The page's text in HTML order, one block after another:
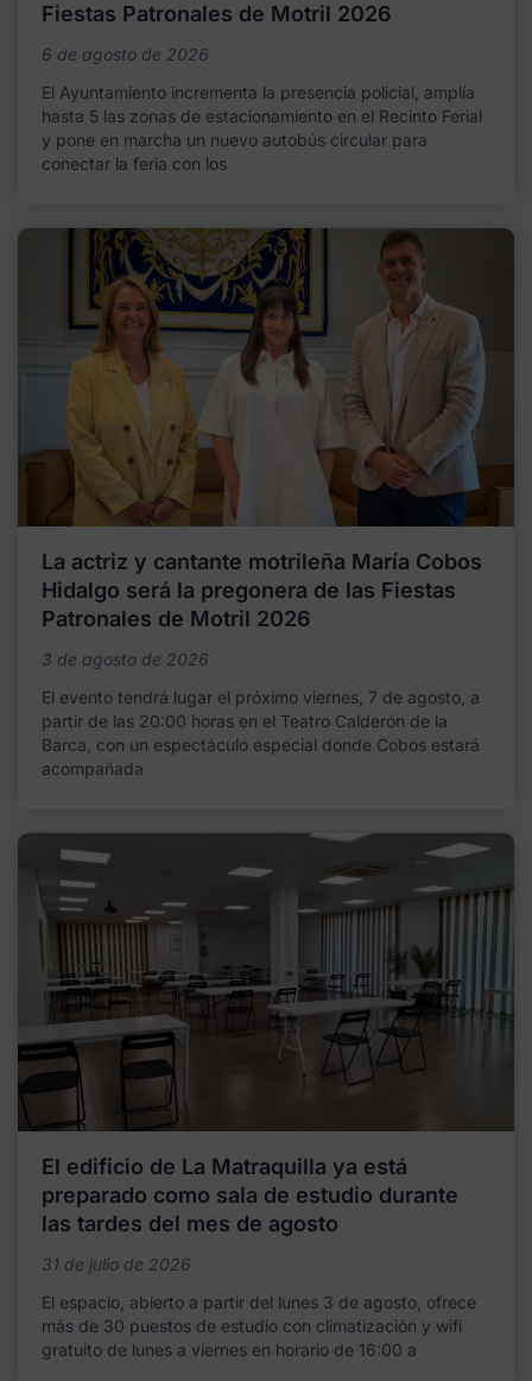
Fiestas Patronales de Motril 2026
6 de agosto de 2026
El Ayuntamiento incrementa la presencia policial, amplía
hasta 5 las zonas de estacionamiento en el Recinto Ferial
y pone en marcha un nuevo autobús circular para
conectar la feria con los
La actriz y cantante motrileña María Cobos
Hidalgo será la pregonera de las Fiestas
Patronales de Motril 2026
3 de agosto de 2026
El evento tendrá lugar el próximo viernes, 7 de agosto, a
partir de las 20:00 horas en el Teatro Calderón de la
Barca, con un espectáculo especial donde Cobos estará
acompañada
El edificio de La Matraquilla ya está
preparado como sala de estudio durante
las tardes del mes de agosto
31 de julio de 2026
El espacio, abierto a partir del lunes 3 de agosto, ofrece
más de 30 puestos de estudio con climatización y wifi
gratuito de lunes a viernes en horario de 16:00 a